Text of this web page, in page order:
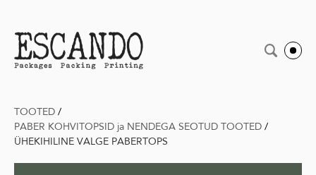
TOOTED /
PABER KOHVITOPSID ja NENDEGA SEOTUD TOOTED /
ÜHEKIHILINE VALGE PABERTOPS